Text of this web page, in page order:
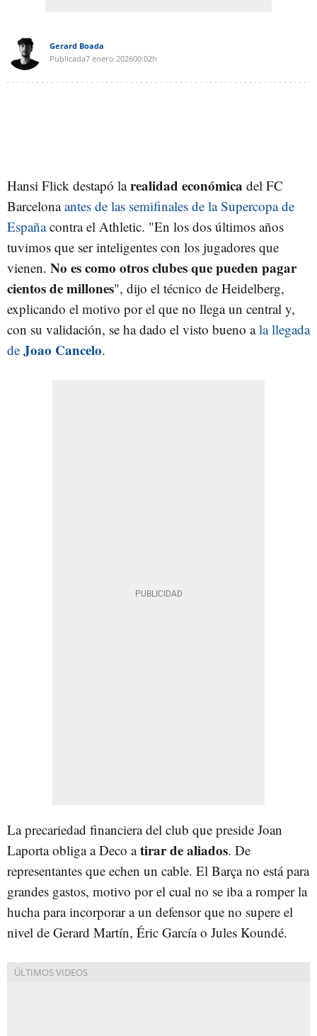
Gerard Boada
Publicada7 enero 202600:02h
Hansi Flick destapó larealidad económica del FC
Barcelonaantes de las semifinales de la Supercopa de
Españacontra el Athletic. "En los dos últimos años
tuvimos que ser inteligentes con los jugadores que
vienen. No es como otros clubes que pueden pagar
cientos de millones", dijo el técnico de Heidelberg,
explicando el motivo por el que no llega un central y,
con su validación, se ha dado el visto bueno ala llegada
de Joao Cancelo.
La precariedad financiera del club que preside Joan
Laporta obliga a Deco atirar de aliados. De
representantes que echen un cable. El Barça no está para
grandes gastos, motivo por el cual no se iba a romper la
hucha para incorporar a un defensor que no supere el
nivel de Gerard Martín, Éric García o Jules Koundé.